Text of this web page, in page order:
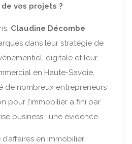
vos projets ?
Claudine Décombe
dans leur stratégie de
digitale et leur
en Haute-Savoie.
de nombreux entrepreneurs
pour l’immobilier a fini par
business : une évidence.
en immobilier